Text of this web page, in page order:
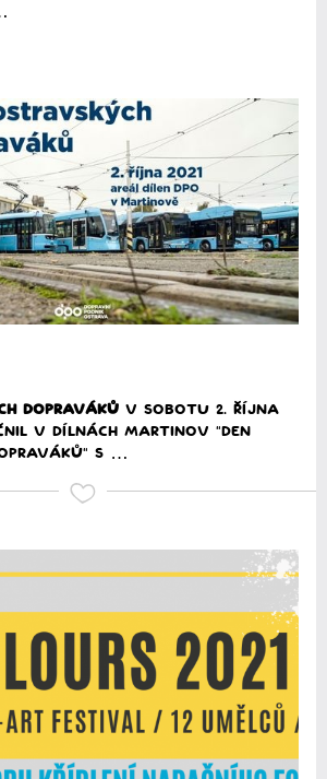
DOPRAVÁKŮ V sobotu 2. října
v dílnách Martinov "Den
s …